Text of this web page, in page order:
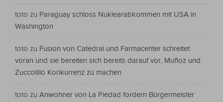
toto zu Paraguay schloss Nuklearabkommen mit USA in
Washington
toto zu Fusion von Catedral und Farmacenter schreitet
voran und sie bereiten sich bereits darauf vor, Muñoz und
Zuccolillo Konkurrenz zu machen
toto zu Anwohner von La Piedad fordern Bürgermeister